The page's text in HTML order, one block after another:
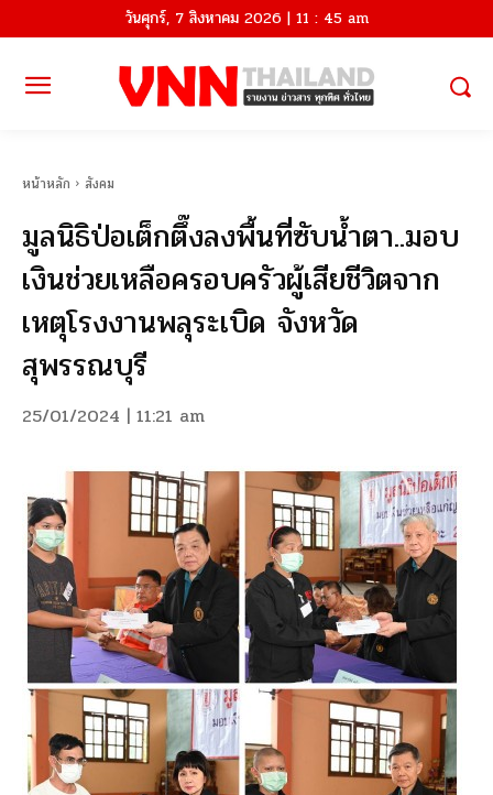
วันศุกร์, 7 สิงหาคม 2026 | 11 : 45 am
หน้าหลัก สังคม
มูลนิธิป่อเต็กตึ๊งลงพื้นที่ซับน้ำตา..มอบ
เงินช่วยเหลือครอบครัวผู้เสียชีวิตจาก
เหตุโรงงานพลุระเบิด จังหวัด
สุพรรณบุรี
25/01/2024 | 11:21 am